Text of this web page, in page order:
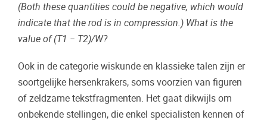
(Both these quantities could be negative, which would
indicate that the rod is in compression.) What is the
value of (T1 − T2)/W?
Ook in de categorie wiskunde en klassieke talen zijn er
soortgelijke hersenkrakers, soms voorzien van figuren
of zeldzame tekstfragmenten. Het gaat dikwijls om
onbekende stellingen, die enkel specialisten kennen of